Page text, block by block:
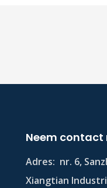
Neem contact
Adres: nr. 6,
Xiangtian